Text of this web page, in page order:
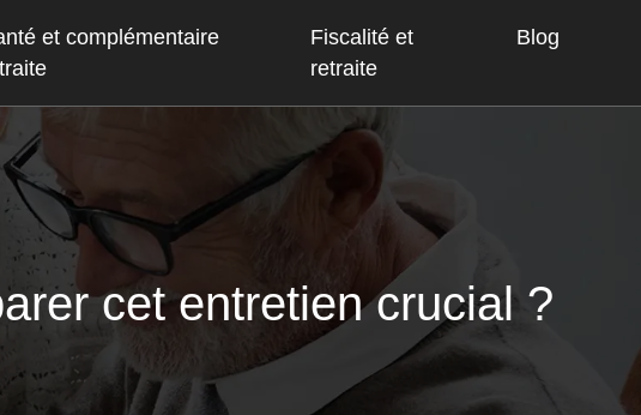
et complémentaire
Fiscalité et
retraite
Blog
cet entretien crucial ?